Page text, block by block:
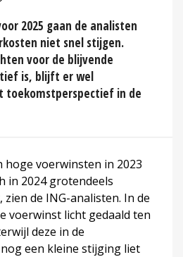
2025 gaan de analisten
niet snel stijgen.
voor de blijvende
is, blijft er wel
toekomstperspectief in de
hoge voerwinsten in 2023
in 2024 grotendeels
de ING-analisten. In de
voerwinst licht gedaald ten
deze in de
een kleine stijging liet